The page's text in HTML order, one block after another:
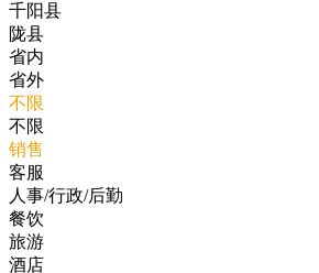
千阳县
陇县
省内
省外
不限
不限
销售
客服
人事/行政/后勤
餐饮
旅游
酒店